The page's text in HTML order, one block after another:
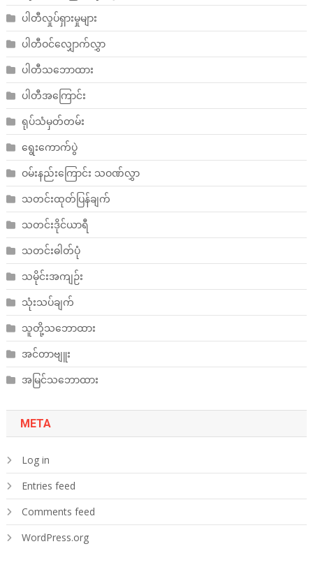
ပါတီလှုပ်ရှားမှုများ
ပါတီဝင်လျှောက်လွှာ
ပါတီသဘောထား
ပါတီအကြောင်း
ရုပ်သံမှတ်တမ်း
ရွေးကောက်ပွဲ
ဝမ်းနည်းကြောင်း သဝဏ်လွှာ
သတင်းထုတ်ပြန်ချက်
သတင်းဒိုင်ယာရီ
သတင်းဓါတ်ပုံ
သမိုင်းအကျဉ်း
သုံးသပ်ချက်
သူတို့သဘောထား
အင်တာဗျူး
အမြင်သဘောထား
META
Log in
Entries feed
Comments feed
WordPress.org